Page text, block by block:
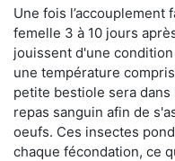
Une fois
femelle 3 à 10 jours
jouissent d'une
une température
petite bestiole sera
repas sanguin afin de
oeufs. Ces insectes
chaque fécondation, ce